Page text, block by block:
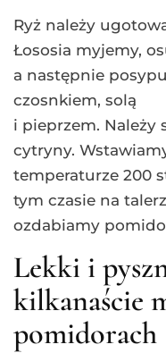
Ryż należy
Łososia myjemy,
a następnie
czosnkiem, solą
i pieprzem. Należy
cytryny.
temperaturze 200
tym czasie na
ozdabiamy
Lekki i
kilkanaście
pomidorach